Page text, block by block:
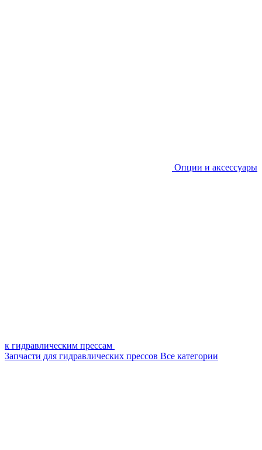
Опции и аксессуары
к гидравлическим прессам
Запчасти для гидравлических прессов Все категории